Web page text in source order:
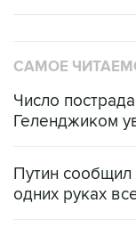
САМОЕ
Число
Геленджиком
Путин
одних руках